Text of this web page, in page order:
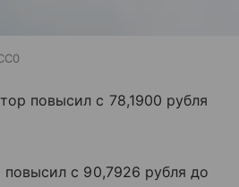
повысил с 78,1900 рубля
повысил с 90,7926 рубля до